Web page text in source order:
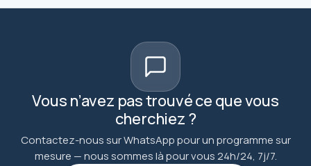
Vous n’avez pas trouvé ce que vous
cherchiez ?
Contactez-nous sur WhatsApp pour un programme sur
mesure — nous sommes là pour vous 24h/24, 7j/7.